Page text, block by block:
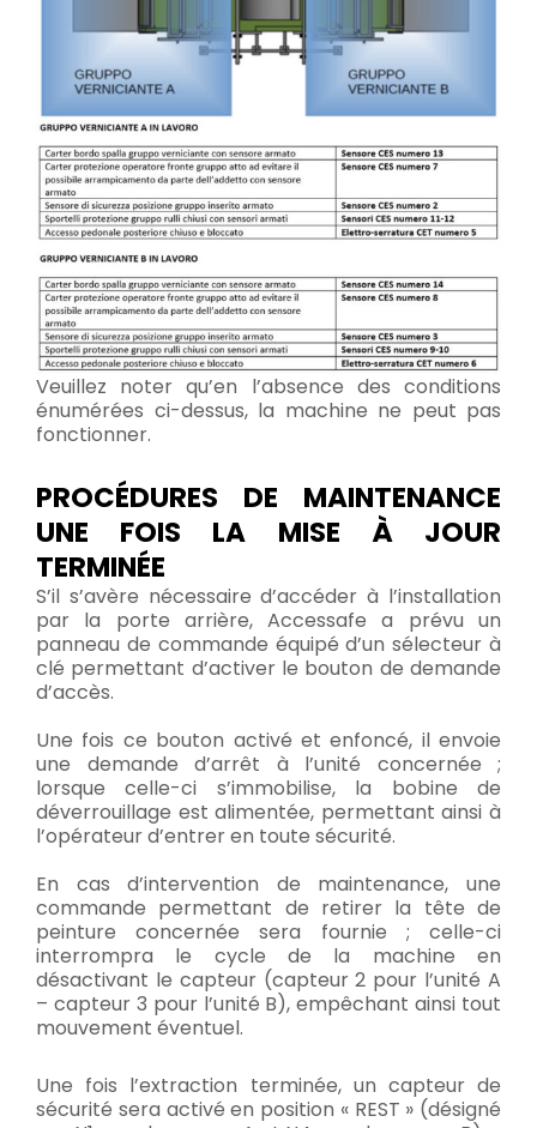
Veuillez noter qu’en l’absence des conditions
énumérées ci-dessus, la machine ne peut pas
fonctionner.
PROCÉDURES DE MAINTENANCE
UNE FOIS LA MISE À JOUR
TERMINÉE
S’il s’avère nécessaire d’accéder à l’installation
par la porte arrière, Accessafe a prévu un
panneau de commande équipé d’un sélecteur à
clé permettant d’activer le bouton de demande
d’accès.
Une fois ce bouton activé et enfoncé, il envoie
une demande d’arrêt à l’unité concernée ;
lorsque celle-ci s’immobilise, la bobine de
déverrouillage est alimentée, permettant ainsi à
l’opérateur d’entrer en toute sécurité.
En cas d’intervention de maintenance, une
commande permettant de retirer la tête de
peinture concernée sera fournie ; celle-ci
interrompra le cycle de la machine en
désactivant le capteur (capteur 2 pour l’unité A
– capteur 3 pour l’unité B), empêchant ainsi tout
mouvement éventuel.
Une fois l’extraction terminée, un capteur de
sécurité sera activé en position « REST » (désigné